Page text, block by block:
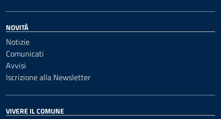
NOVITÀ
Notizie
Comunicati
Avvisi
Iscrizione alla Newsletter
VIVERE IL COMUNE